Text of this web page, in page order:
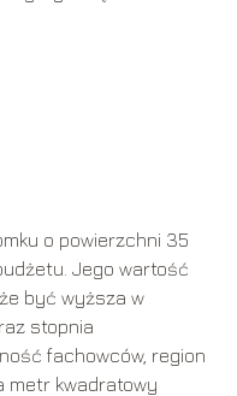
o powierzchni 35
Jego wartość
być wyższa w
stopnia
fachowców, region
metr kwadratowy